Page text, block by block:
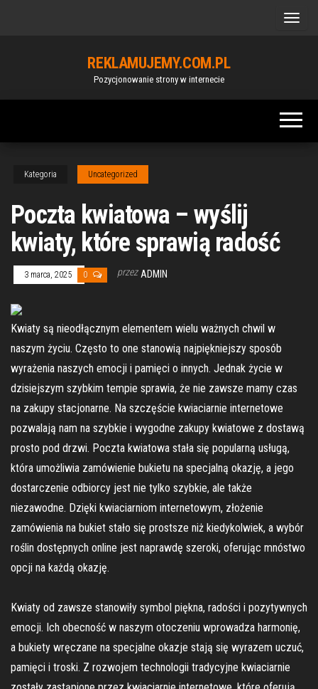
REKLAMUJEMY.COM.PL
Pozycjonowanie strony w internecie
Kategoria Uncategorized
Poczta kwiatowa – wyślij
kwiaty, które sprawią radość
3 marca, 2025 0 przez ADMIN
Kwiaty są nieodłącznym elementem wielu ważnych chwil w
naszym życiu. Często to one stanowią najpiękniejszy sposób
wyrażenia naszych emocji i pamięci o innych. Jednak życie w
dzisiejszym szybkim tempie sprawia, że nie zawsze mamy czas
na zakupy stacjonarne. Na szczęście kwiaciarnie internetowe
pozwalają nam na szybkie i wygodne zakupy kwiatowe z dostawą
prosto pod drzwi. Poczta kwiatowa stała się popularną usługą,
która umożliwia zamówienie bukietu na specjalną okazję, a jego
dostarczenie odbiorcy jest nie tylko szybkie, ale także
niezawodne. Dzięki kwiaciarniom internetowym, złożenie
zamówienia na bukiet stało się prostsze niż kiedykolwiek, a wybór
roślin dostępnych online jest naprawdę szeroki, oferując mnóstwo
opcji na każdą okazję.
Kwiaty od zawsze stanowiły symbol piękna, radości i pozytywnych
emocji. Ich obecność w naszym otoczeniu wprowadza harmonię,
a bukiety wręczane na specjalne okazje stają się wyrazem uczuć,
pamięci i troski. Z rozwojem technologii tradycyjne kwiaciarnie